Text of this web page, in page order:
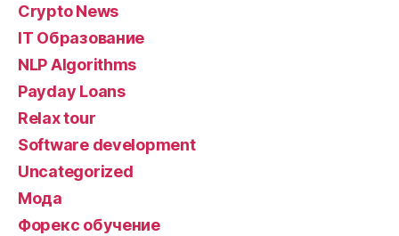
Crypto News
IT Образование
NLP Algorithms
Payday Loans
Relax tour
Software development
Uncategorized
Мода
Форекс обучение